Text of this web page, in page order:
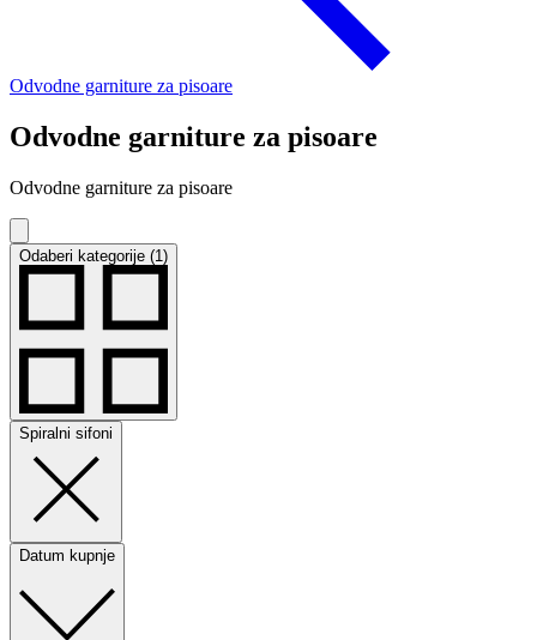
Odvodne garniture za pisoare
Odvodne garniture za pisoare
Odvodne garniture za pisoare
Odaberi kategorije (1)
Spiralni sifoni
Datum kupnje